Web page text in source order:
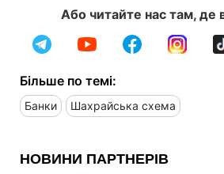
Або читайте нас там, де
Більше по темі:
Банки Шахрайська схема